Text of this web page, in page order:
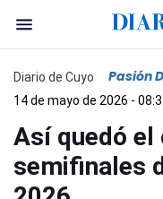
Diario de Cuyo Pasión
14 de mayo de 2026 -
Así quedó el
semifinales